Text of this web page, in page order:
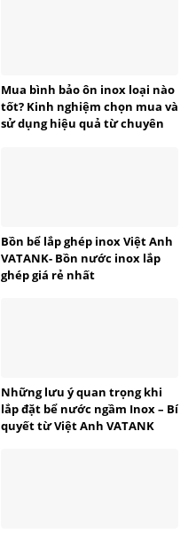
Mua bình bảo ôn inox loại nào
tốt? Kinh nghiệm chọn mua và
sử dụng hiệu quả từ chuyên
Bồn bể lắp ghép inox Việt Anh
VATANK- Bồn nước inox lắp
ghép giá rẻ nhất
Những lưu ý quan trọng khi
lắp đặt bể nước ngầm Inox – Bí
quyết từ Việt Anh VATANK